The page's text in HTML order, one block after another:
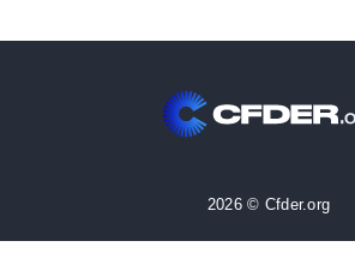
2026 © Cfder.org